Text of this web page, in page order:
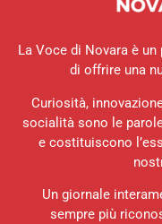
La Voce di Novara è
di offrire una
Curiosità,
socialità sono le
e costituiscono
Un giornale
sempre più